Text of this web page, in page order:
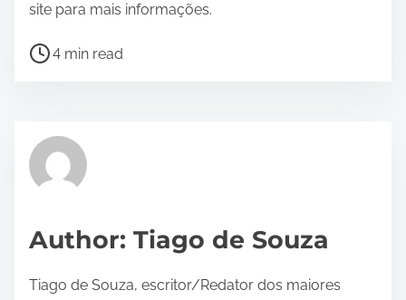
site para mais informações.
P
r
e
t
i
4 min read
Author: Tiago de Souza
Tiago de Souza, escritor/Redator dos maiores